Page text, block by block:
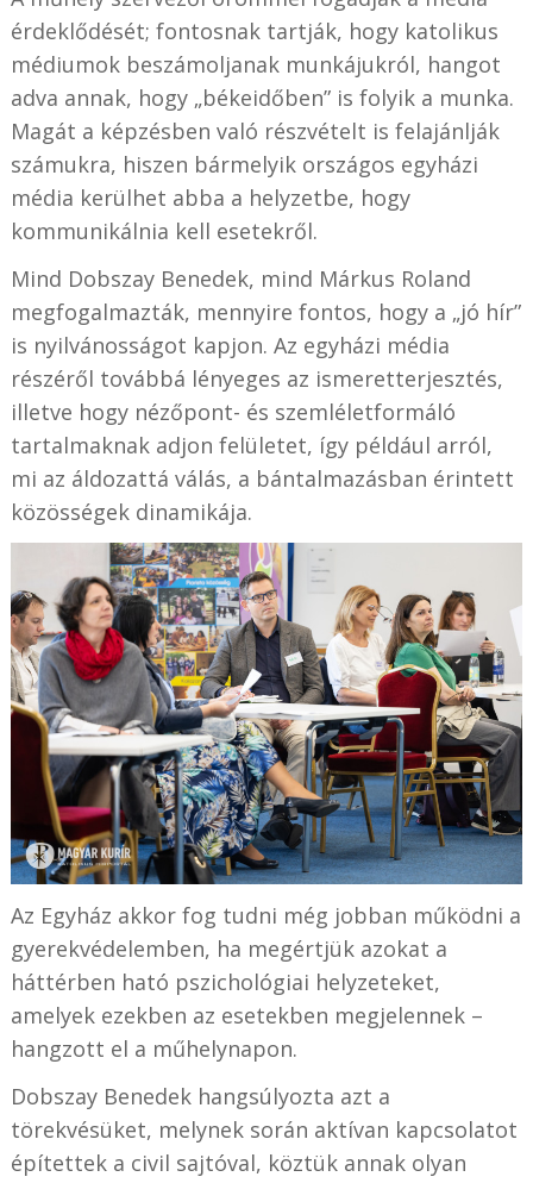
érdeklődését; fontosnak tartják, hogy katolikus
médiumok beszámoljanak munkájukról, hangot
adva annak, hogy „békeidőben” is folyik a munka.
Magát a képzésben való részvételt is felajánlják
számukra, hiszen bármelyik országos egyházi
média kerülhet abba a helyzetbe, hogy
kommunikálnia kell esetekről.
Mind Dobszay Benedek, mind Márkus Roland
megfogalmazták, mennyire fontos, hogy a „jó hír”
is nyilvánosságot kapjon. Az egyházi média
részéről továbbá lényeges az ismeretterjesztés,
illetve hogy nézőpont- és szemléletformáló
tartalmaknak adjon felületet, így például arról,
mi az áldozattá válás, a bántalmazásban érintett
közösségek dinamikája.
Az Egyház akkor fog tudni még jobban működni a
gyerekvédelemben, ha megértjük azokat a
háttérben ható pszichológiai helyzeteket,
amelyek ezekben az esetekben megjelennek –
hangzott el a műhelynapon.
Dobszay Benedek hangsúlyozta azt a
törekvésüket, melynek során aktívan kapcsolatot
építettek a civil sajtóval, köztük annak olyan